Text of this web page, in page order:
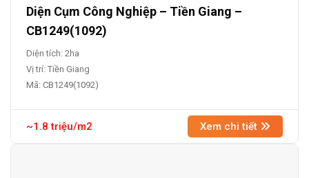
Diện Cụm Công Nghiệp – Tiền Giang –
CB1249(1092)
Diện tích: 2ha
Vị trí: Tiền Giang
Mã: CB1249(1092)
~1.8 triệu/m2 Xem chi tiết